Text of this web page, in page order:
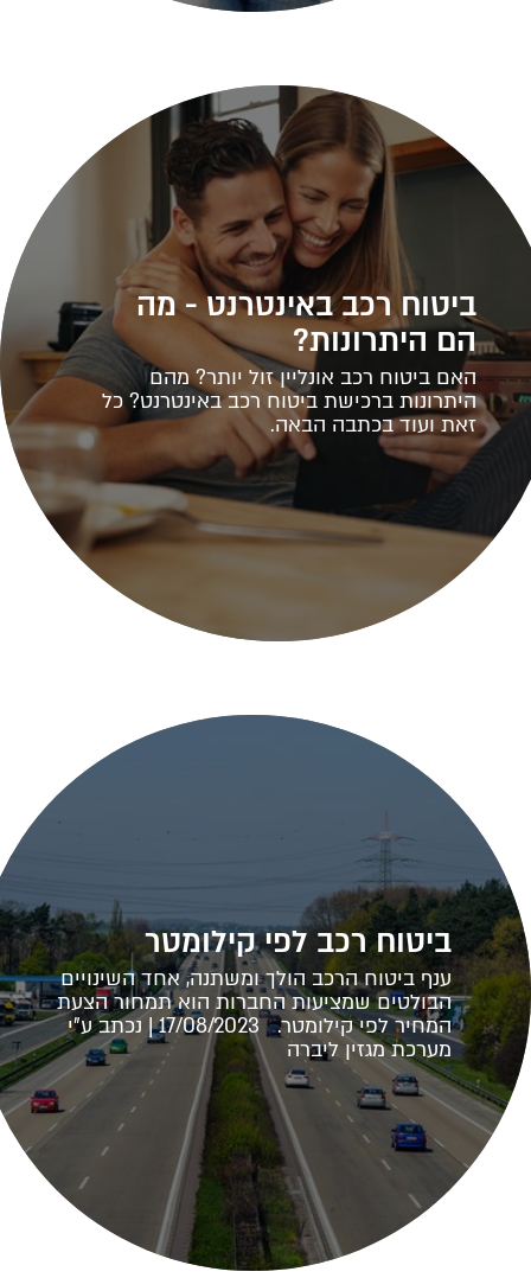
ביטוח רכב באינטרנט - מה
הם היתרונות?
האם ביטוח רכב אונליין זול יותר? מהם
היתרונות ברכישת ביטוח רכב באינטרנט? כל
זאת ועוד בכתבה הבאה.
ביטוח רכב לפי קילומטר
ענף ביטוח הרכב הולך ומשתנה, אחד השינויים
הבולטים שמציעות החברות הוא תמחור הצעת
המחיר לפי קילומטר. 17/08/2023 | נכתב ע"י
מערכת מגזין ליברה